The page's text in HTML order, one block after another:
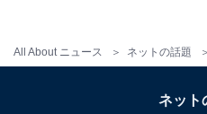
All About ニュース ネットの話題
ネット